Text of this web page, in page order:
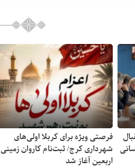
فرصتی ویژه برای کربلا اولی‌های
شهرداری کرج/ ثبت‌نام کاروان زمینی
اربعین آغاز شد